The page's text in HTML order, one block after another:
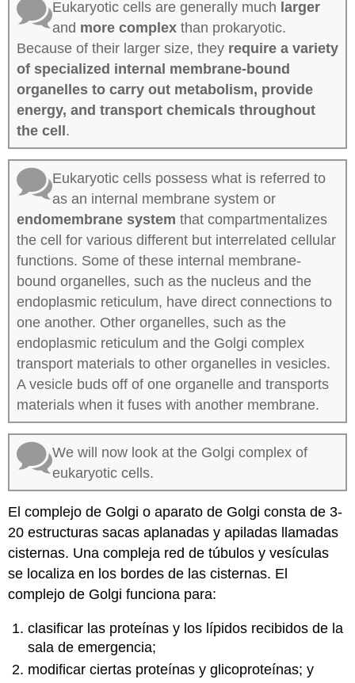
Eukaryotic cells are generally much larger
and more complexthan prokaryotic.
Because of their larger size, they require a variety
of specialized internal membrane-bound
organelles to carry out metabolism, provide
energy, and transport chemicals throughout
the cell.
Eukaryotic cells possess what is referred to
as an internal membrane system or
endomembrane system that compartmentalizes
the cell for various different but interrelated cellular
functions. Some of these internal membrane-
bound organelles, such as the nucleus and the
endoplasmic reticulum, have direct connections to
one another. Other organelles, such as the
endoplasmic reticulum and the Golgi complex
transport materials to other organelles in vesicles.
A vesicle buds off of one organelle and transports
materials when it fuses with another membrane.
We will now look at the Golgi complex of
eukaryotic cells.
El complejo de Golgi o aparato de Golgi consta de 3-
20 estructuras sacas aplanadas y apiladas llamadas
cisternas. Una compleja red de túbulos y vesículas
se localiza en los bordes de las cisternas. El
complejo de Golgi funciona para:
clasificar las proteínas y los lípidos recibidos de la
sala de emergencia;
modificar ciertas proteínas y glicoproteínas; y